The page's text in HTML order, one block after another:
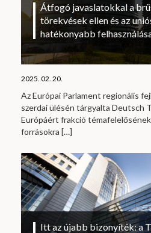
Átfogó javaslatokkal a
törekvések ellen és az
hatékonyabb
2025. 02. 20.
Az Európai Parlament regionális
szerdai ülésén tárgyalta Deutsch
Európáért frakció
forrásokra […]
Itt az újabb bizonyíték: a